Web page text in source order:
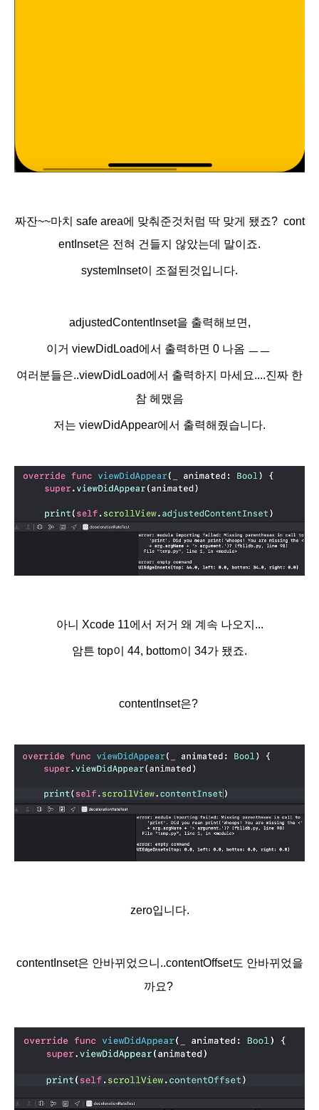
짜잔~~마치 safe area에 맞춰준것처럼 딱 맞게 됐죠? cont
entInset은 전혀 건들지 않았는데 말이죠.
systemInset이 조절된것입니다.
adjustedContentInset을 출력해보면,
이거 viewDidLoad에서 출력하면 0 나옴 ㅡㅡ
여러분들은..viewDidLoad에서 출력하지 마세요....진짜 한
참 헤맸음
저는 viewDidAppear에서 출력해줬습니다.
아니 Xcode 11에서 저거 왜 계속 나오지...
암튼 top이 44, bottom이 34가 됐죠.
contentInset은?
zero입니다.
contentInset은 안바뀌었으니..contentOffset도 안바뀌었을
까요?